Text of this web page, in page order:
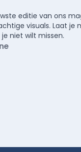
editie van ons
visuals. Laat
niet wilt missen.